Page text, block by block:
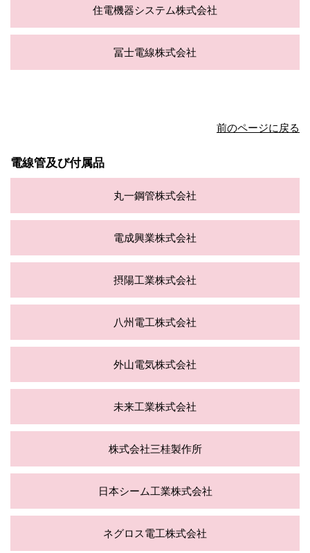
住電機器システム株式会社
冨士電線株式会社
前のページに戻る
電線管及び付属品
丸一鋼管株式会社
電成興業株式会社
摂陽工業株式会社
八州電工株式会社
外山電気株式会社
未来工業株式会社
株式会社三桂製作所
日本シーム工業株式会社
ネグロス電工株式会社